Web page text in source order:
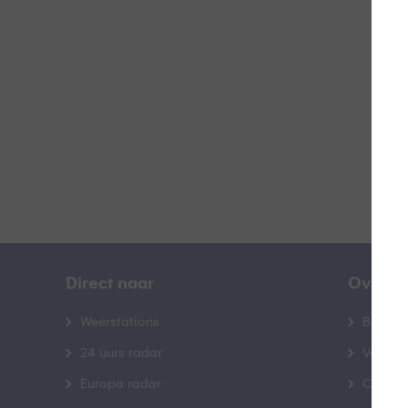
Direct naar
Weerstations
24 uurs radar
Europa radar
Over
Contact